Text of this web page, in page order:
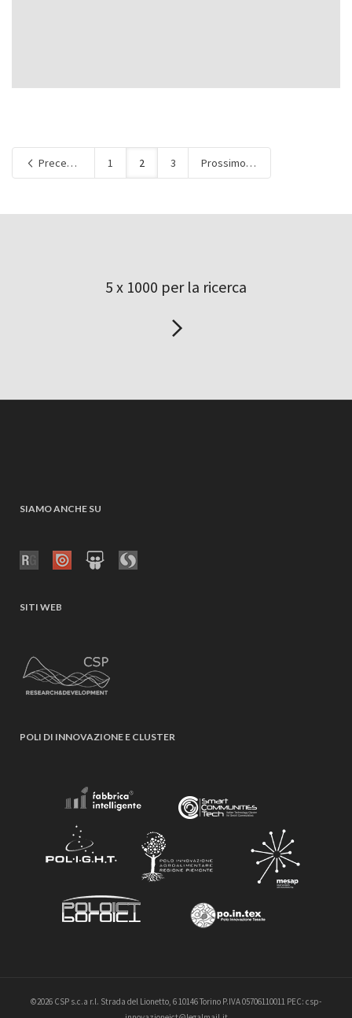
Precedente 1 2 3 Prossimo
5 x 1000 per la ricerca
SIAMO ANCHE SU
SITI WEB
POLI DI INNOVAZIONE E CLUSTER
©2026 CSP s.c.a r.l. Strada del Lionetto, 6 10146 Torino P.IVA 05706110011 PEC: csp-